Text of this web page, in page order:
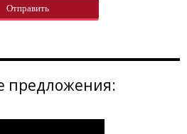
предложения: